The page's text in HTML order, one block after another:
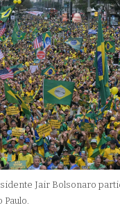
Jair Bolsonaro